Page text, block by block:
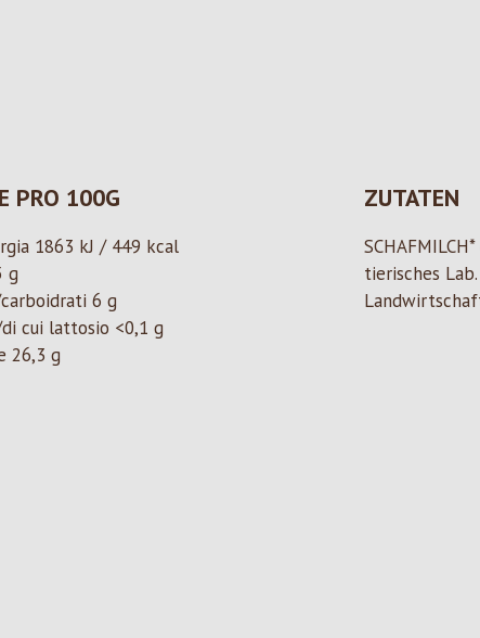
PRO 100G
1863 kJ / 449 kcal
g
6 g
cui lattosio <0,1 g
26,3 g
ZUTATEN
tierisches